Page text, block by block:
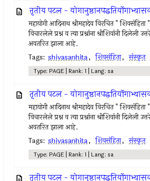
तृतीय पटल -
महायोगी आदिनाथ श्रीमहादेव विरचित " शिवसंहिता "
विचारलेले प्रश्न व त्या प्रश्नांना श्रीशिवांनी दिलेली
अवतरित झाला आहे.
Tags: shivasanhita, शिवसंहिता, संस्कृत
Type: PAGE | Rank: 1 | Lang: sa
तृतीय पटल -
महायोगी आदिनाथ श्रीमहादेव विरचित " शिवसंहिता "
विचारलेले प्रश्न व त्या प्रश्नांना श्रीशिवांनी दिलेली
अवतरित झाला आहे.
Tags: shivasanhita, शिवसंहिता, संस्कृत
Type: PAGE | Rank: 1 | Lang: sa
तृतीय पटल -